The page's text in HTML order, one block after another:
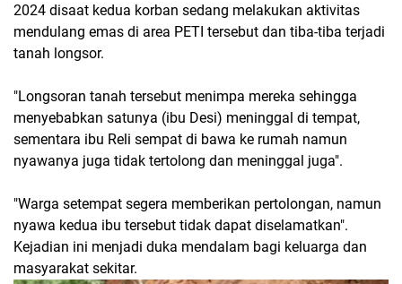
2024 disaat kedua korban sedang melakukan aktivitas
mendulang emas di area PETI tersebut dan tiba-tiba terjadi
tanah longsor.
"Longsoran tanah tersebut menimpa mereka sehingga
menyebabkan satunya (ibu Desi) meninggal di tempat,
sementara ibu Reli sempat di bawa ke rumah namun
nyawanya juga tidak tertolong dan meninggal juga".
"Warga setempat segera memberikan pertolongan, namun
nyawa kedua ibu tersebut tidak dapat diselamatkan".
Kejadian ini menjadi duka mendalam bagi keluarga dan
masyarakat sekitar.